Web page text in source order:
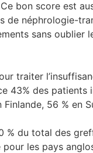
bon score est
de néphrologie-
sans oublier
traiter
43% des patients
56 % en
% du total des
les pays